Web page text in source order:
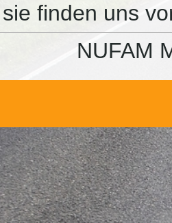
sie finden uns
NUFAM